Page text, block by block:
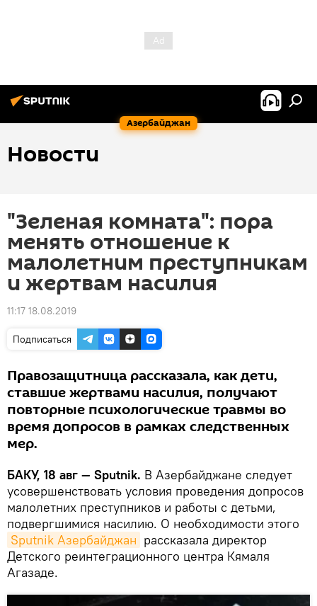
Азербайджан
Новости
"Зеленая комната": пора
менять отношение к
малолетним преступникам
и жертвам насилия
11:17 18.08.2019
Подписаться
Правозащитница рассказала, как дети,
ставшие жертвами насилия, получают
повторные психологические травмы во
время допросов в рамках следственных
мер.
БАКУ, 18 авг — Sputnik. В Азербайджане следует
усовершенствовать условия проведения допросов
малолетних преступников и работы с детьми,
подвергшимися насилию. О необходимости этого
Sputnik Азербайджан рассказала директор
Детского реинтеграционного центра Кямаля
Агазаде.